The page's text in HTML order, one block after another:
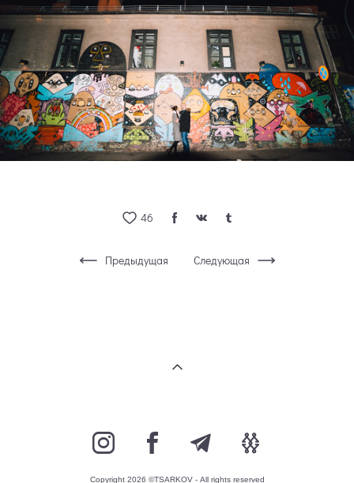
46
Предыдущая Следующая
Copyright 2026 ©TSARKOV - All rights reserved